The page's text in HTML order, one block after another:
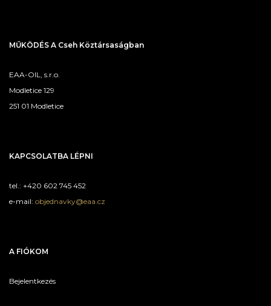
MŰKÖDÉS A Cseh Köztársaságban
EAA-OIL, s.r.o.
Modletice 129
251 01 Modletice
KAPCSOLATBA LÉPNI
tel.: +420 602 745 452
e-mail: objednavky@eaa.cz
A FIÓKOM
Bejelentkezés